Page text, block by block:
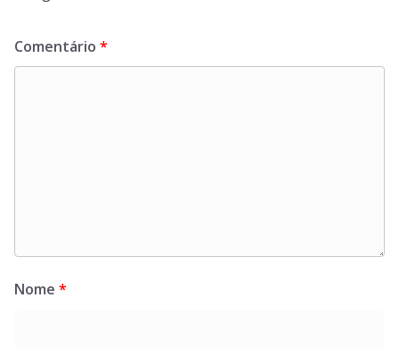
Comentário *
Nome *